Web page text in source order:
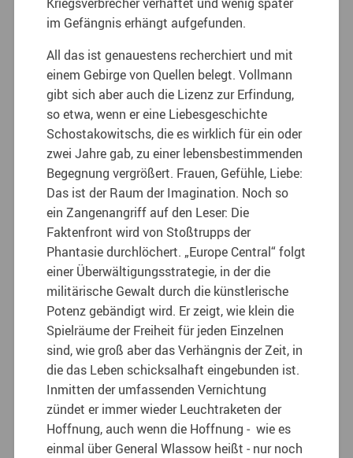
im Gefängnis erhängt aufgefunden.
All das ist genauestens recherchiert und mit
einem Gebirge von Quellen belegt. Vollmann
gibt sich aber auch die Lizenz zur Erfindung,
so etwa, wenn er eine Liebesgeschichte
Schostakowitschs, die es wirklich für ein oder
zwei Jahre gab, zu einer lebensbestimmenden
Begegnung vergrößert. Frauen, Gefühle, Liebe:
Das ist der Raum der Imagination. Noch so
ein Zangenangriff auf den Leser: Die
Faktenfront wird von Stoßtrupps der
Phantasie durchlöchert. „Europe Central“ folgt
einer Überwältigungsstrategie, in der die
militärische Gewalt durch die künstlerische
Potenz gebändigt wird. Er zeigt, wie klein die
Spielräume der Freiheit für jeden Einzelnen
sind, wie groß aber das Verhängnis der Zeit, in
die das Leben schicksalhaft eingebunden ist.
Inmitten der umfassenden Vernichtung
zündet er immer wieder Leuchtraketen der
Hoffnung, auch wenn die Hoffnung ‑ wie es
einmal über General Wlassow heißt ‑ nur noch